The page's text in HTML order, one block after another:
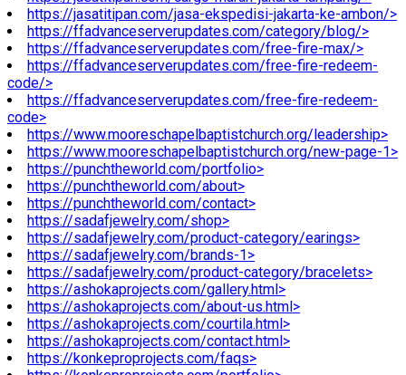
https://jasatitipan.com/jasa-ekspedisi-jakarta-ke-ambon/>
https://ffadvanceserverupdates.com/category/blog/>
https://ffadvanceserverupdates.com/free-fire-max/>
https://ffadvanceserverupdates.com/free-fire-redeem-
code/>
https://ffadvanceserverupdates.com/free-fire-redeem-
code>
https://www.mooreschapelbaptistchurch.org/leadership>
https://www.mooreschapelbaptistchurch.org/new-page-1>
https://punchtheworld.com/portfolio>
https://punchtheworld.com/about>
https://punchtheworld.com/contact>
https://sadafjewelry.com/shop>
https://sadafjewelry.com/product-category/earings>
https://sadafjewelry.com/brands-1>
https://sadafjewelry.com/product-category/bracelets>
https://ashokaprojects.com/gallery.html>
https://ashokaprojects.com/about-us.html>
https://ashokaprojects.com/courtila.html>
https://ashokaprojects.com/contact.html>
https://konkeproprojects.com/faqs>